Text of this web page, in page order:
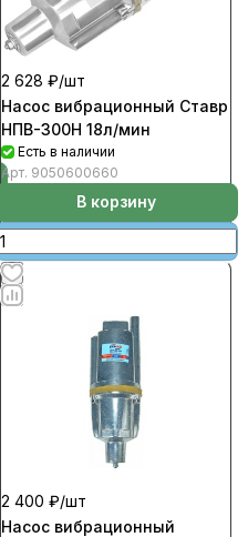
2 628 ₽/шт
Насос вибрационный Ставр
НПВ-300Н 18л/мин
Есть в наличии
Арт. 9050600660
В корзину
2 400 ₽/шт
Насос вибрационный